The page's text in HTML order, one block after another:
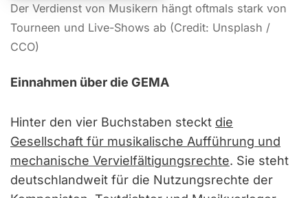
Der Verdienst von Musikern hängt oftmals stark von
Tourneen und Live-Shows ab (Credit: Unsplash /
CCO)
Einnahmen über die GEMA
Hinter den vier Buchstaben steckt die
Gesellschaft für musikalische Aufführung und
mechanische Vervielfältigungsrechte. Sie steht
deutschlandweit für die Nutzungsrechte der